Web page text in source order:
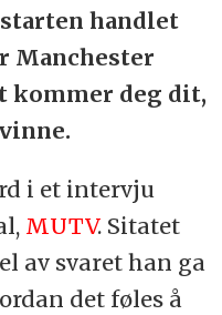
handlet
Manchester
kommer deg dit,
i et intervju
MUTV. Sitatet
av svaret han ga
det føles å